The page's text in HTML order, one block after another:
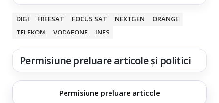
DIGI FREESAT FOCUS SAT NEXTGEN
ORANGE
TELEKOM
VODAFONE INES
Permisiune preluare articole și politici
Permisiune preluare articole